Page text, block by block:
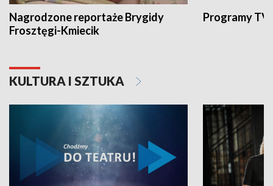
Nagrodzone reportaże Brygidy
Frosztęgi-Kmiecik
Programy
KULTURA I SZTUKA